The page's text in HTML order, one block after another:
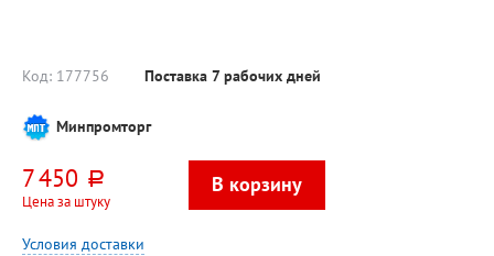
Код: 177756 Поставка 7 рабочих дней
Минпромторг
7 450 руб.
Цена за штуку
Условия доставки